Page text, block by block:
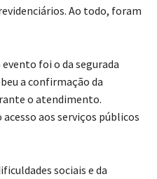
Ao todo, foram
foi o da segurada
a confirmação da
o atendimento.
aos serviços públicos
sociais e da